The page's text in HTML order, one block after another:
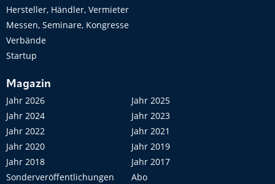
Hersteller, Händler, Vermieter
Messen, Seminare, Kongresse
Verbände
Startup
Magazin
Jahr 2026
Jahr 2025
Jahr 2024
Jahr 2023
Jahr 2022
Jahr 2021
Jahr 2020
Jahr 2019
Jahr 2018
Jahr 2017
Sonderveröffentlichungen
Abo